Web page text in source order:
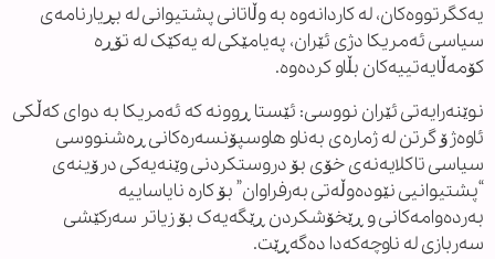
یەکگرتووەکان، لە کاردانەوە بە وڵاتانی پشتیوانی لە بڕیارنامەی
سیاسی ئەمریکا دژی ئێران، پەیامێکی لە یەکێک لە تۆڕە
کۆمەڵایەتییەکان بڵاو کردەوە.
نوێنەرایەتی ئێران نووسی: ئێستا ڕوونە کە ئەمریکا بە دوای کەڵکی
ئاوەژۆ گرتن لە ژمارەی بەناو هاوسپۆنسەرەکانی ڕەشنووسی
سیاسی تاکلایەنەی خۆی بۆ دروستکردنی وێنەیەکی درۆینەی
“پشتیوانیی نێودەوڵەتی بەرفراوان” بۆ کارە نایاساییە
بەردەوامەکانی و ڕێخۆشکردن ڕێگەیەک بۆ زیاتر سەرکێشی
سەربازی لە ناوچەکەدا دەگەڕێت.